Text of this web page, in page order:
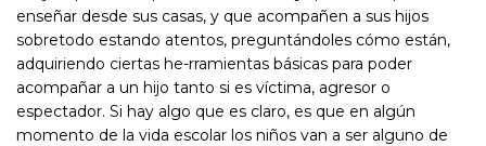
enseñar desde sus casas, y que acompañen a sus hijos
sobretodo estando atentos, preguntándoles cómo están,
adquiriendo ciertas he-rramientas básicas para poder
acompañar a un hijo tanto si es víctima, agresor o
espectador. Si hay algo que es claro, es que en algún
momento de la vida escolar los niños van a ser alguno de